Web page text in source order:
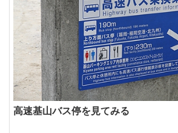
高速基山バス停を見てみる